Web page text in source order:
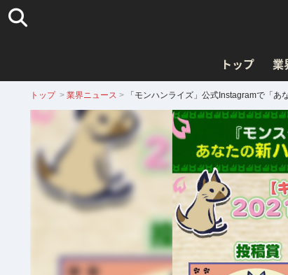
トップ 業
トップ > 業界ニュース > 「モンハンライズ」公式Instagramで「